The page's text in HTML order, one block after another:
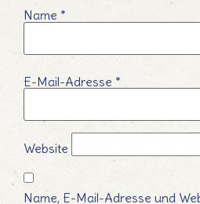
Name *
E-Mail-Adresse *
Website
Name, E-Mail-Adresse und